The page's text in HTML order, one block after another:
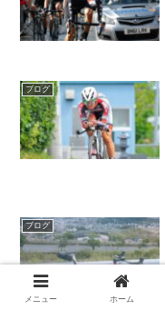
ブログ
ブログ
メニュー ホーム